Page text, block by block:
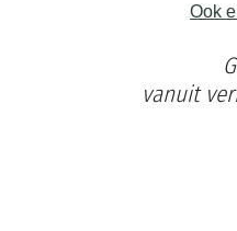
vanuit
Ook